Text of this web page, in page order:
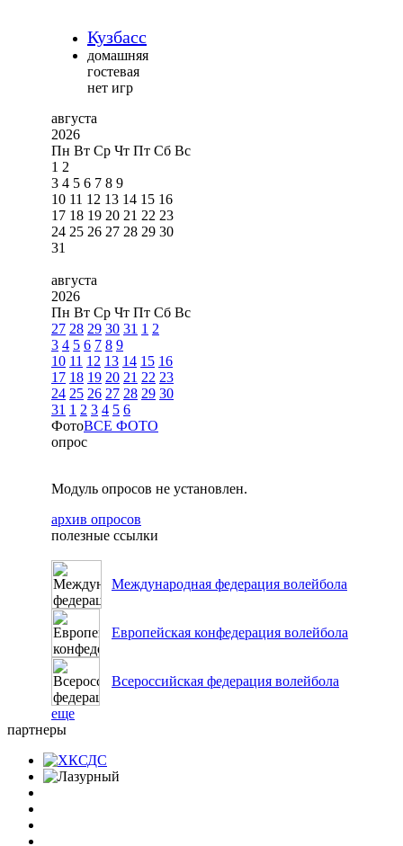
Кузбасс
домашняя
гостевая
нет игр
августа
2026
Пн Вт Ср Чт Пт Сб Вс
1 2
3 4 5 6 7 8 9
10 11 12 13 14 15 16
17 18 19 20 21 22 23
24 25 26 27 28 29 30
31
августа
2026
Пн Вт Ср Чт Пт Сб Вс
27 28 29 30 31 1 2
3 4 5 6 7 8 9
10 11 12 13 14 15 16
17 18 19 20 21 22 23
24 25 26 27 28 29 30
31 1 2 3 4 5 6
ФотоВСЕ ФОТО
опрос
Модуль опросов не установлен.
архив опросов
полезные ссылки
Международная федерация волейбола
Европейская конфедерация волейбола
Всероссийская федерация волейбола
еще
партнеры